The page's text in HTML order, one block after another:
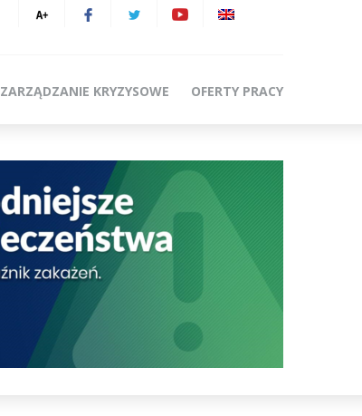
ZARZĄDZANIE KRYZYSOWE OFERTY PRACY